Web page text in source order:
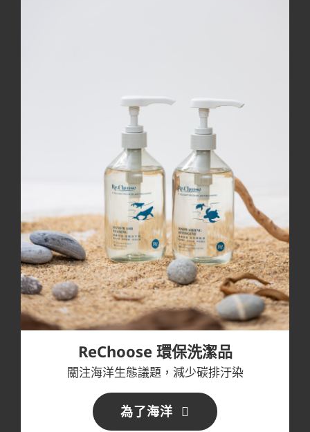
ReChoose 環保洗潔品
關注海洋生態議題，減少碳排汙染
為了海洋